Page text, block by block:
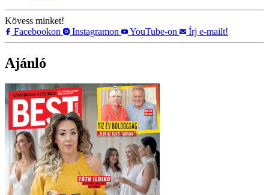
Kövess minket!
Facebookon
Instagramon YouTube-on Írj e-mailt!
Ajánló